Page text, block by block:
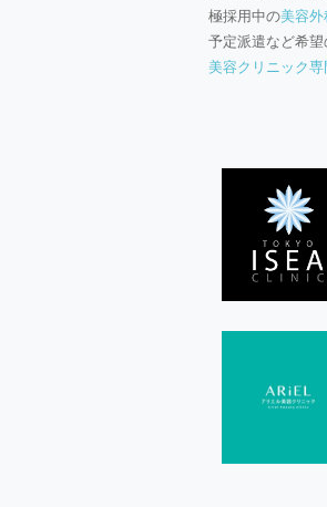
極採用中の美容外
予定派遣など希望
美容クリニック